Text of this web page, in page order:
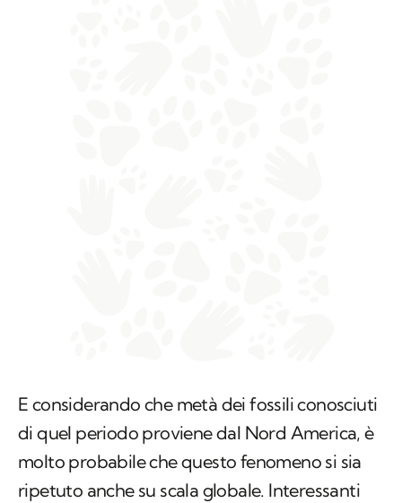
E considerando che metà dei fossili conosciuti
di quel periodo proviene dal Nord America, è
molto probabile che questo fenomeno si sia
ripetuto anche su scala globale. Interessanti